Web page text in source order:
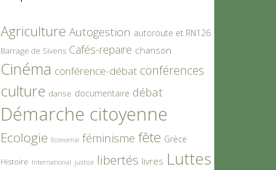
Agriculture Autogestion autoroute et RN126
Barrage de Sivens Cafés-repaire chanson
Cinéma conférence-débat conférences
culture danse documentaire débat
Démarche citoyenne
Ecologie Economie féminisme fête Grèce
Histoire International justice libertés livres Luttes